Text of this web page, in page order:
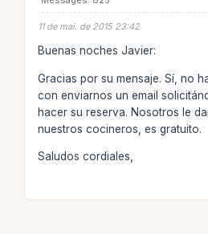
11 de mai. de 2015 23:42
Buenas noches Javier:
Gracias por su mensaje. Sí, no
con enviarnos un email
hacer su reserva. Nosotros le
nuestros cocineros, es gratuito.
Saludos cordiales,